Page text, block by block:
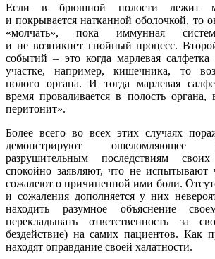
Если в брюшной полости лежит
и покрывается натканной оболочкой, то
«молчать», пока иммунная
и не возникнет гнойный процесс.
событий – это когда марлевая
участке, например, кишечника, то
полого органа. И тогда марлевая
время проваливается в полость органа,
перитонит».
Более всего во всех этих случаях
демонстрируют ошеломляющее
разрушительным последствиям
спокойно заявляют, что не
сожалеют о причиненной ими боли.
и сожаления дополняется у них
находить разумное объяснение
перекладывать ответственность за
бездействие) на самих пациентов. Как
находят оправдание своей халатности.